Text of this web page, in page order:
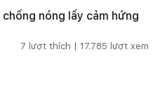
nóng lấy cảm hứng
7 lượt thích | 17.785 lượt xem